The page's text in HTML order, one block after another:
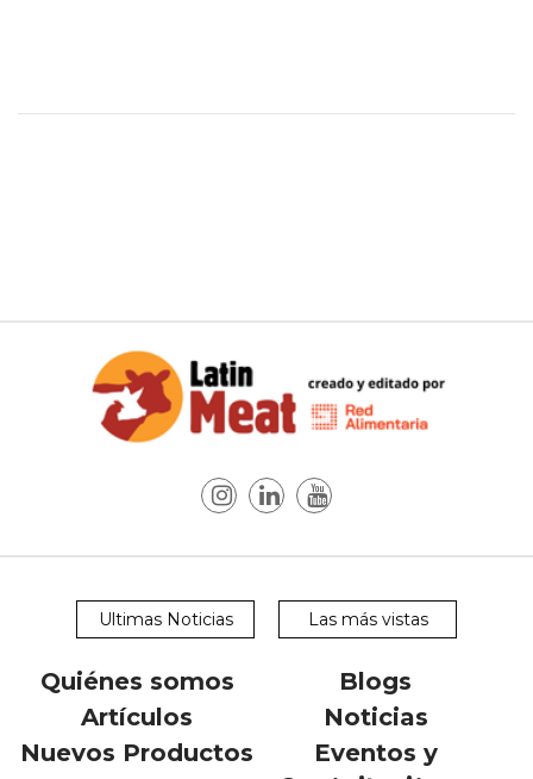
Ultimas Noticias Las más vistas
Quiénes somos
Blogs
Artículos
Noticias
Nuevos Productos
Eventos y